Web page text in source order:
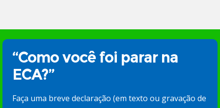
“Como você foi parar na
ECA?”
Faça uma breve declaração (em texto ou gravação de